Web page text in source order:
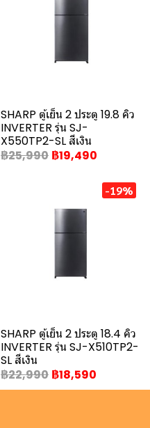
SHARP ตู้เย็น 2 ประตู 19.8 คิว
INVERTER รุ่น SJ-
X550TP2-SL สีเงิน
฿25,990 ฿19,490
-19%
SHARP ตู้เย็น 2 ประตู 18.4 คิว
INVERTER รุ่น SJ-X510TP2-
SL สีเงิน
฿22,990 ฿18,590